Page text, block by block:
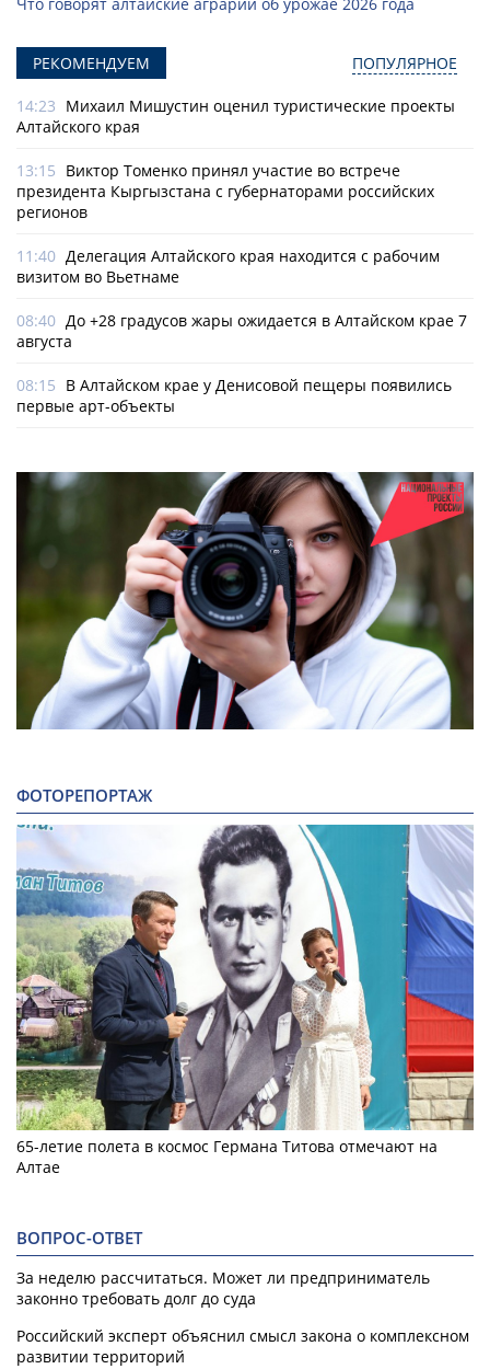
РЕКОМЕНДУЕМ ПОПУЛЯРНОЕ
14:23 Михаил Мишустин оценил туристические проекты
Алтайского края
13:15 Виктор Томенко принял участие во встрече
президента Кыргызстана с губернаторами российских
регионов
11:40 Делегация Алтайского края находится с рабочим
визитом во Вьетнаме
08:40 До +28 градусов жары ожидается в Алтайском крае 7
августа
08:15 В Алтайском крае у Денисовой пещеры появились
первые арт-объекты
ФОТОРЕПОРТАЖ
65-летие полета в космос Германа Титова отмечают на
Алтае
ВОПРОС-ОТВЕТ
За неделю рассчитаться. Может ли предприниматель
законно требовать долг до суда
Российский эксперт объяснил смысл закона о комплексном
развитии территорий